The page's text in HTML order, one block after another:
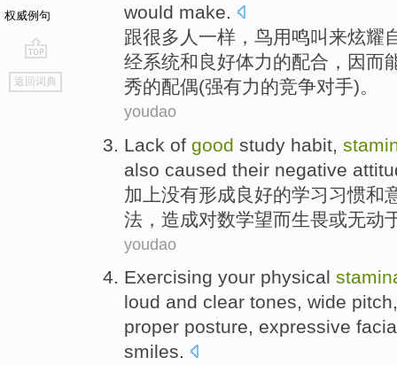
权威例句
go
top
返回词典
would make.
跟很多 人 一样， 鸟用鸣叫 来炫耀
经系统和 良好体力的配合， 因而
秀的配偶(强有力的竞争对手)。
youdao
Lack of good study habit
also caused their negative
加上没有形成良好的学习习惯和
法 ， 造成对数学望而生畏或无动
youdao
Exercising your physical
loud and clear tones, wide
proper posture, expressive
smiles.